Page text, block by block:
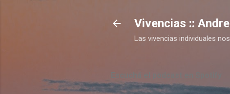
Vivencias ::
Las vivencias individuales